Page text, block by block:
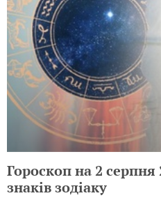
Гороскоп на 2 серпня
знаків зодіаку